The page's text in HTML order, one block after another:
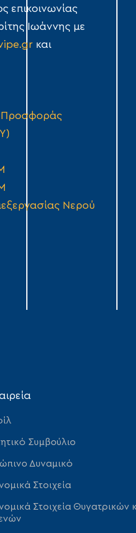
επικοινωνίας
Ιωάννης με
και
Προσφοράς
Νερού
Συμβούλιο
Δυναμικό
Στοιχεία
Στοιχεία Θυγατρικών